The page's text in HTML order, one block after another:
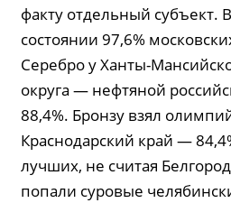
факту отдельный субъект.
состоянии 97,6%
Серебро у Ханты-
округа — нефтяной
88,4%. Бронзу взял
Краснодарский край —
лучших, не считая
попали суровые